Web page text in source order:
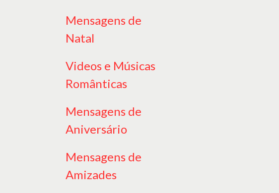
Mensagens de
Natal
Videos e Músicas
Românticas
Mensagens de
Aniversário
Mensagens de
Amizades